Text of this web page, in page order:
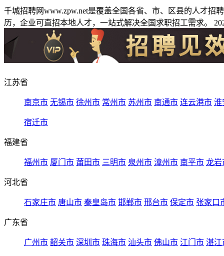
千城招聘网www.zpw.net是覆盖全国各省、市、区县的人才
历，企业可直招本地人才，一站式解决全国求职招工需求。
江苏省
南京市 无锡市 徐州市 常州市 苏州市 南通市 连云港市 淮
宿迁市
福建省
福州市 厦门市 莆田市 三明市 泉州市 漳州市 南平市 龙岩
河北省
石家庄市 唐山市 秦皇岛市 邯郸市 邢台市 保定市 张家口
广东省
广州市 韶关市 深圳市 珠海市 汕头市 佛山市 江门市 湛江